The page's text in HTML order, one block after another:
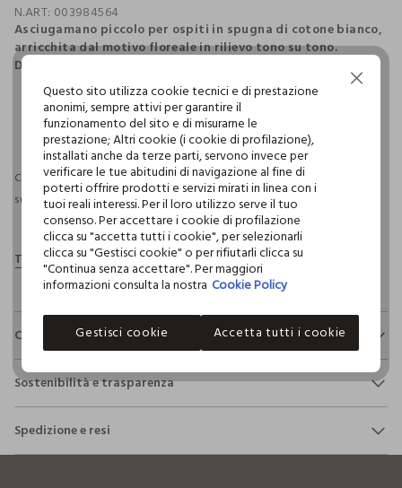
N.ART: 003984564
Asciugamano piccolo per ospiti in spugna di cotone bianco,
arricchita dal motivo floreale in rilievo tono su tono.
Dimensioni: 50 x 30 cm.
pdp.loyalty.section.advantages
Consegna prevista entro il 10/08/2026 e spedizione gratuita per ordini
superiori a 30€ se possiedi una CROFF Club.Maggiori informazioni
Composizione e cura
Composizione:
100% COTONE
Sostenibilità e trasparenza
Sicurezza
Il 100% dei nostri articoli viene sottoposto a test chimico-
fisici, per verificarne il rispetto dei limiti che abbiamo
Spedizione e resi
Questo sito utilizza cookie tecnici e di prestazione
anonimi, sempre attivi per garantire il
funzionamento del sito e di misurarne le
prestazione; Altri cookie (i cookie di profilazione),
installati anche da terze parti, servono invece per
verificare le tue abitudini di navigazione al fine di
poterti offrire prodotti e servizi mirati in linea con i
tuoi reali interessi. Per il loro utilizzo serve il tuo
consenso. Per accettare i cookie di profilazione
clicca su "accetta tutti i cookie", per selezionarli
clicca su "Gestisci cookie" o per rifiutarli clicca su
"Continua senza accettare". Per maggiori
informazioni consulta la nostra Cookie Policy
Gestisci cookie Accetta tutti i cookie
Continua senza accettare